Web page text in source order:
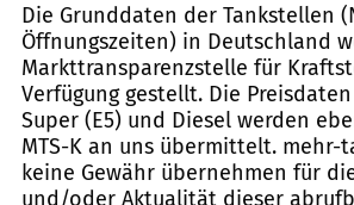
Die Grunddaten der Tankstellen
Öffnungszeiten) in Deutschland
Markttransparenzstelle für
Verfügung gestellt. Die
Super (E5) und Diesel werden
MTS-K an uns übermittelt. mehr-
keine Gewähr übernehmen für
und/oder Aktualität dieser